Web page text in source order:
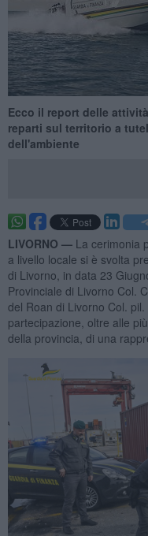
Ecco il report delle
reparti sul territorio a
dell'ambiente
LIVORNO — La cerimonia
a livello locale si è svolta
di Livorno, in data 23
Provinciale di Livorno Col.
del Roan di Livorno Col.
partecipazione, oltre alle
della provincia, di una